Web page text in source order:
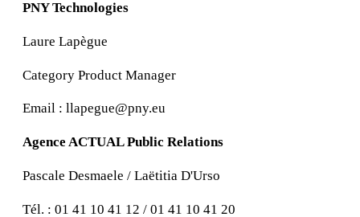
PNY Technologies
Laure Lapègue
Category Product Manager
Email : llapegue@pny.eu
Agence ACTUAL Public Relations
Pascale Desmaele / Laëtitia D'Urso
Tél. : 01 41 10 41 12 / 01 41 10 41 20